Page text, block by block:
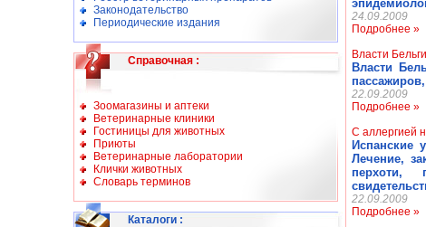
Законодательство
Периодические издания
Справочная :
Зоомагазины и аптеки
Ветеринарные клиники
Гостиницы для животных
Приюты
Ветеринарные лаборатории
Клички животных
Словарь терминов
Каталоги :
24.09.2009
Подробнее »
Власти
Власти
22.09.2009
Подробнее »
С аллергией
Испанские
Лечение,
перхоти,
22.09.2009
Подробнее »